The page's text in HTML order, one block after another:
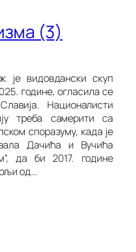
(3)
је видовдански скуп
године, огласила се
Националисти
треба самерити са
споразуму, када је
Дачића и Вучића
да би 2017. године
од…